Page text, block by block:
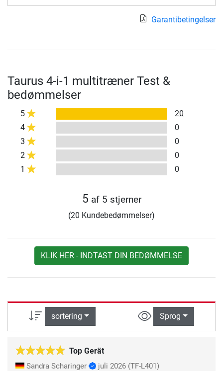
Garantibetingelser
Taurus 4-i-1 multitræner Test &
bedømmelser
5
20
4
0
3
0
2
0
1
0
5 af 5 stjerner
(20 Kundebedømmelser)
KLIK HER - INDTAST DIN BEDØMMELSE
sortering Sprog
Top Gerät
Sandra Scharinger juli 2026 (TF-L401)